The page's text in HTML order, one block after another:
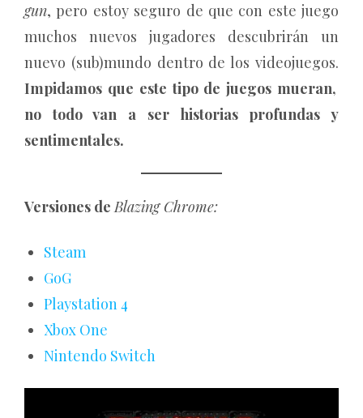
gun, pero estoy seguro de que con este juego
muchos nuevos jugadores descubrirán un
nuevo (sub)mundo dentro de los videojuegos.
Impidamos que este tipo de juegos mueran,
no todo van a ser historias profundas y
sentimentales.
Versiones deBlazing Chrome:
Steam
GoG
Playstation 4
Xbox One
Nintendo Switch